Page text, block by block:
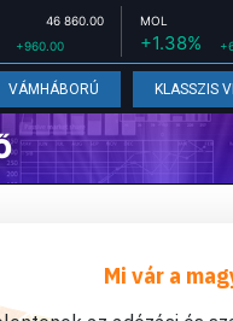
46 860.00
+960.00
MOL
+1.38%
VÁMHÁBORÚ KLASSZIS
Mi vár a